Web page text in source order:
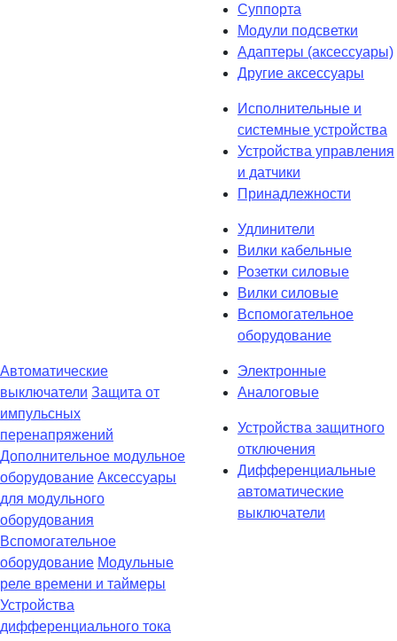
Суппорта
Модули подсветки
Адаптеры (аксессуары)
Другие аксессуары
Исполнительные и
системные устройства
Устройства управления
и датчики
Принадлежности
Удлинители
Вилки кабельные
Розетки силовые
Вилки силовые
Вспомогательное
оборудование
Автоматические
выключатели Защита от
импульсных
перенапряжений
Дополнительное модульное
оборудование Аксессуары
для модульного
оборудования
Вспомогательное
оборудование Модульные
реле времени и таймеры
Устройства
дифференциального тока
Электронные
Аналоговые
Устройства защитного
отключения
Дифференциальные
автоматические
выключатели